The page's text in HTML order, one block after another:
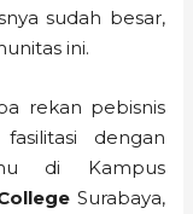
sudah besar,
ini.
rekan pebisnis
dengan
di Kampus
Surabaya,